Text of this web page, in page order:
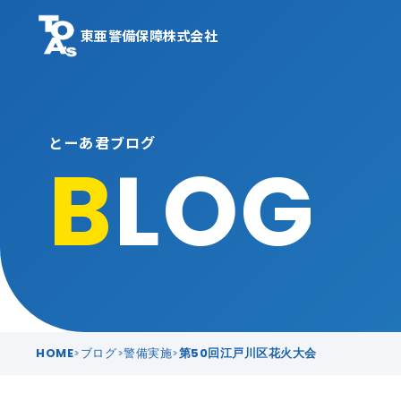
東亜警備保障株式会社
とーあ君ブログ
BLOG
HOME ブログ 警備実施 第50回江戸川区花火大会